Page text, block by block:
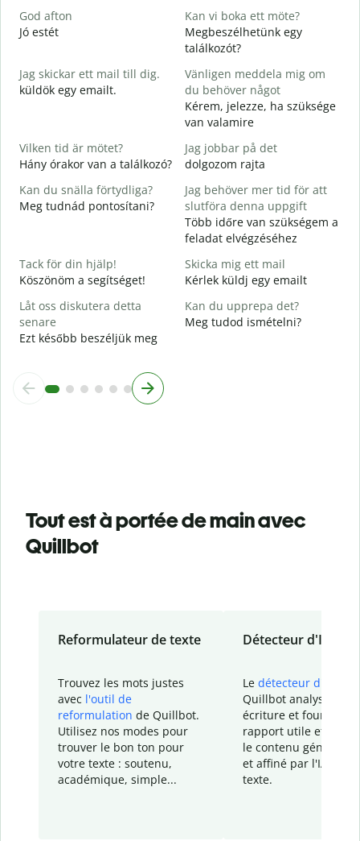
God afton
Jó estét
Kan vi boka ett möte?
Megbeszélhetünk egy
találkozót?
Jag skickar ett mail till dig.
küldök egy emailt.
Vänligen meddela mig om
du behöver något
Kérem, jelezze, ha szüksége
van valamire
Vilken tid är mötet?
Hány órakor van a találkozó?
Jag jobbar på det
dolgozom rajta
Kan du snälla förtydliga?
Meg tudnád pontosítani?
Jag behöver mer tid för att
slutföra denna uppgift
Több időre van szükségem a
feladat elvégzéséhez
Tack för din hjälp!
Köszönöm a segítséget!
Skicka mig ett mail
Kérlek küldj egy emailt
Låt oss diskutera detta
senare
Ezt később beszéljük meg
Kan du upprepa det?
Meg tudod ismételni?
Tout est à portée de main avec
Quillbot
Reformulateur de texte
Trouvez les mots justes
avec l'outil de
reformulation de Quillbot.
Utilisez nos modes pour
trouver le bon ton pour
votre texte : soutenu,
académique, simple...
Détecteur d'IA
Le détecteur d'IA
Quillbot analyse votre
écriture et fournit un
rapport utile et
le contenu généré
et affiné par l'IA
texte.